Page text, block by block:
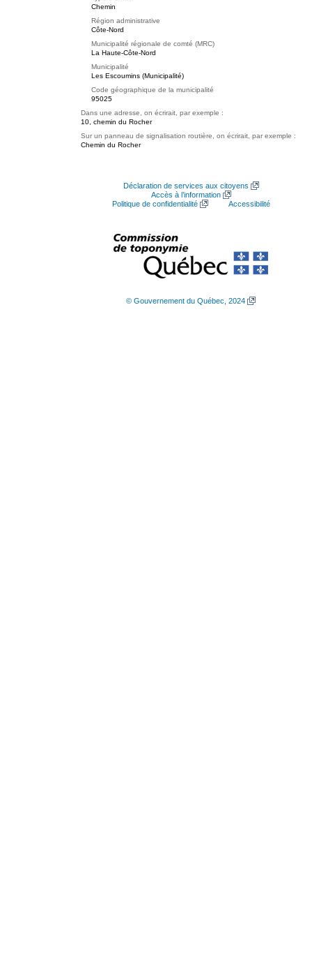
Chemin
Région administrative
Côte-Nord
Municipalité régionale de comté (MRC)
La Haute-Côte-Nord
Municipalité
Les Escoumins (Municipalité)
Code géographique de la municipalité
95025
Dans une adresse, on écrirait, par exemple :
10, chemin du Rocher
Sur un panneau de signalisation routière, on écrirait, par exemple :
Chemin du Rocher
Déclaration de services aux citoyens
Accès à l’information
Politique de confidentialité
Accessibilité
© Gouvernement du Québec, 2024